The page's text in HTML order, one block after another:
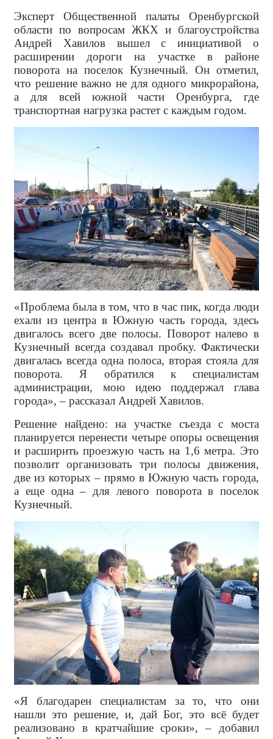
Эксперт Общественной палаты Оренбургской
области по вопросам ЖКХ и благоустройства
Андрей Хавилов вышел с инициативой о
расширении дороги на участке в районе
поворота на поселок Кузнечный. Он отметил,
что решение важно не для одного микрорайона,
а для всей южной части Оренбурга, где
транспортная нагрузка растет с каждым годом.
«Проблема была в том, что в час пик, когда люди
ехали из центра в Южную часть города, здесь
двигалось всего две полосы. Поворот налево в
Кузнечный всегда создавал пробку. Фактически
двигалась всегда одна полоса, вторая стояла для
поворота. Я обратился к специалистам
администрации, мою идею поддержал глава
города», – рассказал Андрей Хавилов.
Решение найдено: на участке съезда с моста
планируется перенести четыре опоры освещения
и расширить проезжую часть на 1,6 метра. Это
позволит организовать три полосы движения,
две из которых – прямо в Южную часть города,
а еще одна – для левого поворота в поселок
Кузнечный.
«Я благодарен специалистам за то, что они
нашли это решение, и, дай Бог, это всё будет
реализовано в кратчайшие сроки», – добавил